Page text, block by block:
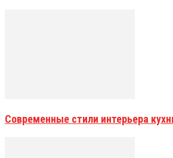
Современные стили интерьера